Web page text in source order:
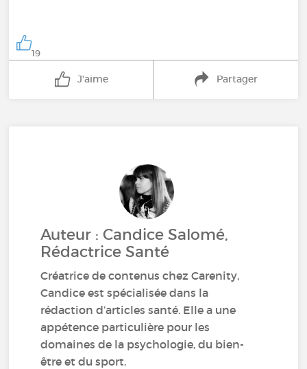
19
J'aime Partager
Auteur : Candice Salomé,
Rédactrice Santé
Créatrice de contenus chez Carenity,
Candice est spécialisée dans la
rédaction d’articles santé. Elle a une
appétence particulière pour les
domaines de la psychologie, du bien-
être et du sport.